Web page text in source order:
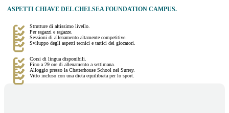
ASPETTI CHIAVE DEL CHELSEA FOUNDATION CAMPUS.
Strutture di altissimo livello.
Per ragazzi e ragazze.
Sessioni di allenamento altamente competitive.
Sviluppo degli aspetti tecnici e tattici dei giocatori.
Corsi di lingua disponibili.
Fino a 29 ore di allenamento a settimana.
Alloggio presso la Chatterhouse School nel Surrey.
Vitto incluso con una dieta equilibrata per lo sport.